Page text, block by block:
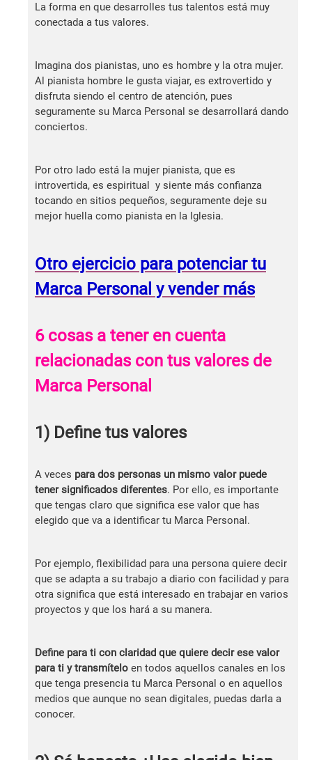
La forma en que desarrolles tus talentos está muy
conectada a tus valores.
Imagina dos pianistas, uno es hombre y la otra mujer.
Al pianista hombre le gusta viajar, es extrovertido y
disfruta siendo el centro de atención, pues
seguramente su Marca Personal se desarrollará dando
conciertos.
Por otro lado está la mujer pianista, que es
introvertida, es espiritual y siente más confianza
tocando en sitios pequeños, seguramente deje su
mejor huella como pianista en la Iglesia.
Otro ejercicio para potenciar tu
Marca Personal y vender más
6 cosas a tener en cuenta
relacionadas con tus valores de
Marca Personal
1) Define tus valores
A veces para dos personas un mismo valor puede
tener significados diferentes. Por ello, es importante
que tengas claro que significa ese valor que has
elegido que va a identificar tu Marca Personal.
Por ejemplo, flexibilidad para una persona quiere decir
que se adapta a su trabajo a diario con facilidad y para
otra significa que está interesado en trabajar en varios
proyectos y que los hará a su manera.
Define para ti con claridad que quiere decir ese valor
para ti y transmítelo en todos aquellos canales en los
que tenga presencia tu Marca Personal o en aquellos
medios que aunque no sean digitales, puedas darla a
conocer.